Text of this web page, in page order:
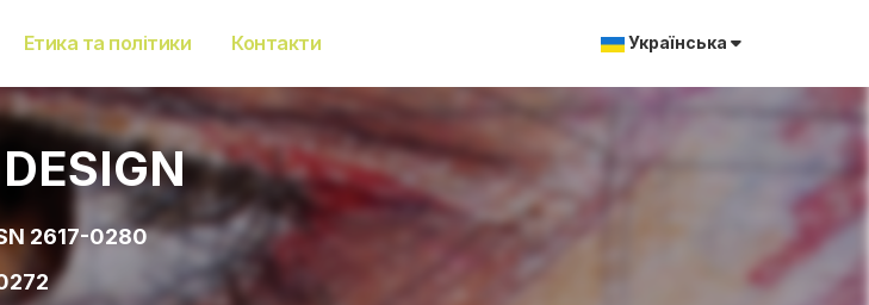
Етика та політики Контакти Українська
2617-0280